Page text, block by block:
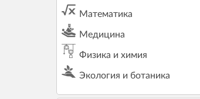
Математика
Медицина
Физика и химия
Экология и ботаника